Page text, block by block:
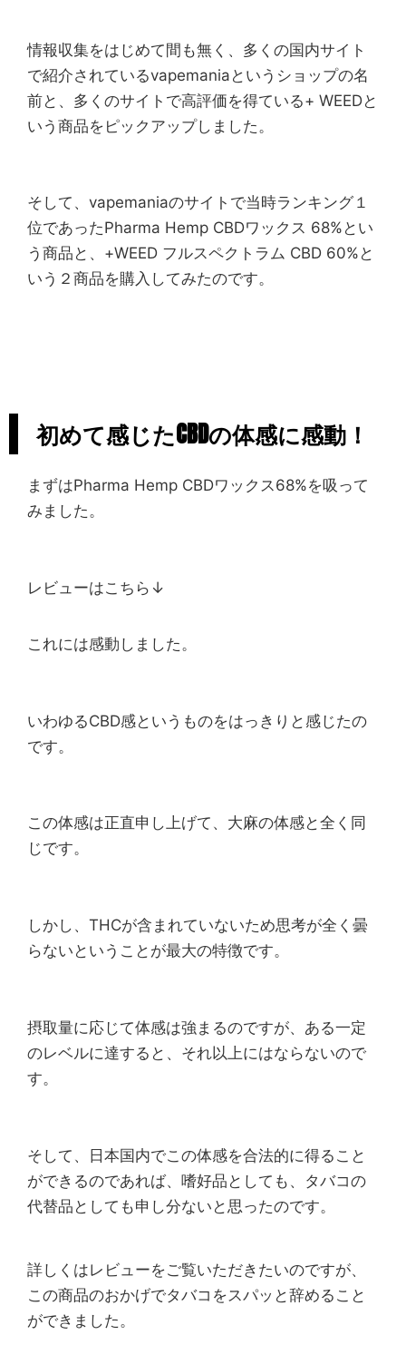
情報収集をはじめて間も無く、多くの国内サイト
で紹介されているvapemaniaというショップの名
前と、多くのサイトで高評価を得ている+ WEEDと
いう商品をピックアップしました。
そして、vapemaniaのサイトで当時ランキング１
位であったPharma Hemp CBDワックス 68%とい
う商品と、+WEED フルスペクトラム CBD 60%と
いう２商品を購入してみたのです。
初めて感じたCBDの体感に感動！
まずはPharma Hemp CBDワックス68%を吸って
みました。
レビューはこちら↓
これには感動しました。
いわゆるCBD感というものをはっきりと感じたの
です。
この体感は正直申し上げて、大麻の体感と全く同
じです。
しかし、THCが含まれていないため思考が全く曇
らないということが最大の特徴です。
摂取量に応じて体感は強まるのですが、ある一定
のレベルに達すると、それ以上にはならないので
す。
そして、日本国内でこの体感を合法的に得ること
ができるのであれば、嗜好品としても、タバコの
代替品としても申し分ないと思ったのです。
詳しくはレビューをご覧いただきたいのですが、
この商品のおかげでタバコをスパッと辞めること
ができました。